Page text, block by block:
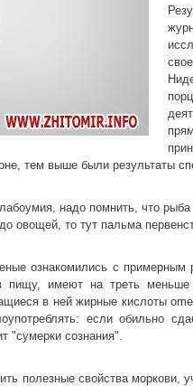
тем выше были результаты
надо помнить, что
овощей, то тут пальма
ознакомились с
пищу, имеют на треть
в ней жирные кислоты
если обильно
"сумерки сознания".
полезные свойства моркови,